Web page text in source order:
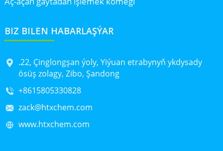
BIZ BILEN HABARLAŞÝAR
.22, Çinglongşan ýoly, Yiýuan etrabynyň ykdysady
ösüş zolagy, Zibo, Şandong
+8615805330828
zack@htxchem.com
www.htxchem.com